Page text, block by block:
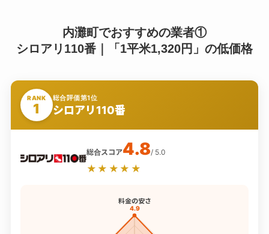
内灘町でおすすめの業者①
シロアリ110番｜「1平米1,320円」の低価格
RANK
1
総合評価第1位
シロアリ110番
総合スコア4.8/ 5.0
★★★★★
料金の安さ
4.9